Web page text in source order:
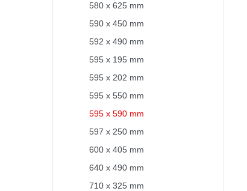
580 x 625 mm
590 x 450 mm
592 x 490 mm
595 x 195 mm
595 x 202 mm
595 x 550 mm
595 x 590 mm
597 x 250 mm
600 x 405 mm
640 x 490 mm
710 x 325 mm